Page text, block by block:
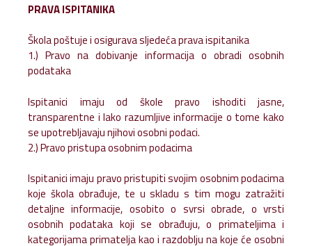
PRAVA ISPITANIKA
Škola poštuje i osigurava sljedeća prava ispitanika
1.) Pravo na dobivanje informacija o obradi osobnih
podataka
Ispitanici imaju od škole pravo ishoditi jasne,
transparentne i lako razumljive informacije o tome kako
se upotrebljavaju njihovi osobni podaci.
2.) Pravo pristupa osobnim podacima
Ispitanici imaju pravo pristupiti svojim osobnim podacima
koje škola obrađuje, te u skladu s tim mogu zatražiti
detaljne informacije, osobito o svrsi obrade, o vrsti
osobnih podataka koji se obrađuju, o primateljima i
kategorijama primatelja kao i razdoblju na koje će osobni